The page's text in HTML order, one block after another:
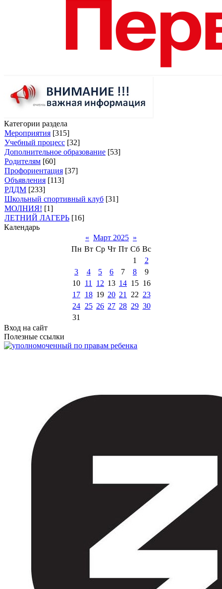
Категории раздела
Мероприятия [315]
Учебный процесс [32]
Дополнительное образование [53]
Родителям [60]
Профориентация [37]
Объявления [113]
РДДМ [233]
Школьный спортивный клуб [31]
МОЛНИЯ! [1]
ЛЕТНИЙ ЛАГЕРЬ [16]
Календарь
« Март 2025 »
Пн Вт Ср Чт Пт Сб Вс
1
2
3
4 5 6 7 8
9
10 11 12 13 14 15 16
17 18 19 20 21 22 23
24 25 26 27 28 29 30
31
Вход на сайт
Полезные ссылки